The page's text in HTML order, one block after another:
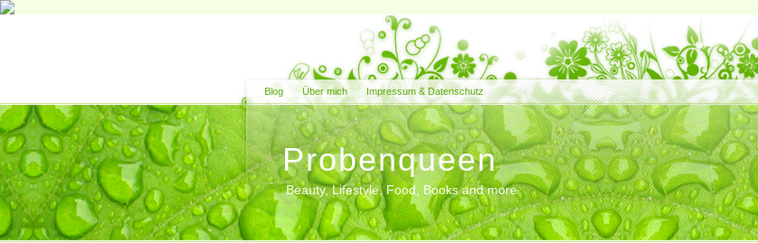
Blog Über mich Impressum & Datenschutz
Probenqueen
Beauty, Lifestyle, Food, Books and more